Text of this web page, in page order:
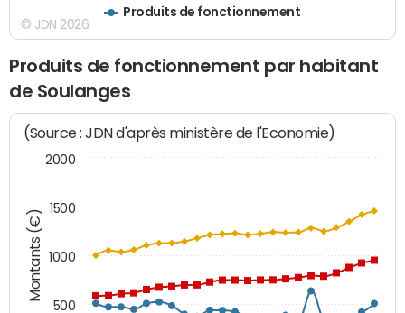
Produits de fonctionnement
© JDN 2026
Produits de fonctionnement par habitant
de Soulanges
Montants (€)
(Source : JDN d'après ministère de l'Economie)
500
1000
1500
2000